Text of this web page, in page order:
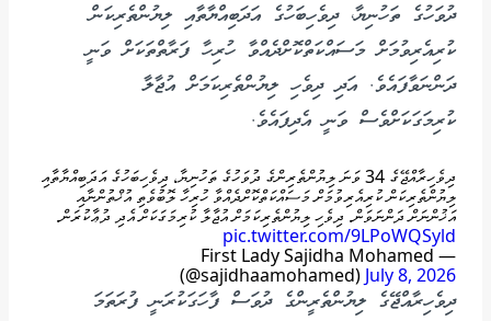
ދުވަހުގެ ތަހުނިޔާ، ދިވެހިބަހުގެ އަދަބިއްޔާތާއި ލިޔުންތެރިކަން
ކުރިއެރިވުމަށް މަސައްކަތްކޮށްދެއްވާ ހުރިހާ ފަރާތްތަކަށް ވަނީ
ދަންނަވާފައެވެ. އަދި ދިވެހި ލިޔުންތެރިކަމަށް އުޖާލާ
ކުރިމަގަކަށްވެސް ވަނީ އެދިފައެވެ.
ދިވެހިރާއްޖޭގެ 34 ވަނަ ލިޔުންތެރިންގެ ދުވަހުގެ ތަހުނިޔާ، ދިވެހިބަހުގެ އަދަބިއްޔާތާއި
ލިޔުންތެރިކަން ކުރިއެރިވުމަށް މަސައްކަތްކޮށްދެއްވާ ހުރިހާ ލޮބުވެތި އުޚްތުންނާއި
އަޚުންނަށް ދަންނަވަން. ދިވެހި ލިޔުންތެރިކަމަށް އުޖާލާ ކުރިމަގަކަށް އެދި ދުޢާކުރަން.
pic.twitter.com/9LPoWQSyld
— First Lady Sajidha Mohamed
(@sajidhaamohamed) July 8, 2026
ދިވެހިރާއްޖޭގެ ލިޔުންތެރީންގެ ދުވަސް ފާހަގަކުރަނީ ފުރަތަމަ